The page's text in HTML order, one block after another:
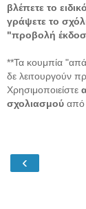
βλέπετε το
γράψετε το
"προβολή
**Τα κουμπία
δε λειτουργούν
Χρησιμοποιείστε
σχολιασμού από
‹